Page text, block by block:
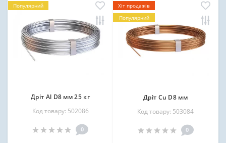
Популярний
Дріт Al D8 мм 25 кг
Код товару: 502086
0
Хіт продажів
Популярний
Дріт Cu D8 мм
Код товару: 503084
0